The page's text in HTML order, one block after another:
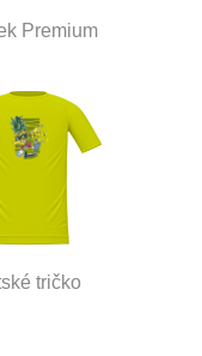
Premium
tričko